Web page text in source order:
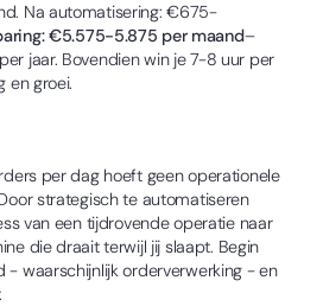
Na automatisering: €675-
€5.575-5.875 per maand–
jaar. Bovendien win je 7-8 uur per
en groei.
per dag hoeft geen operationele
strategisch te automatiseren
van een tijdrovende operatie naar
die draait terwijl jij slaapt. Begin
- waarschijnlijk orderverwerking - en